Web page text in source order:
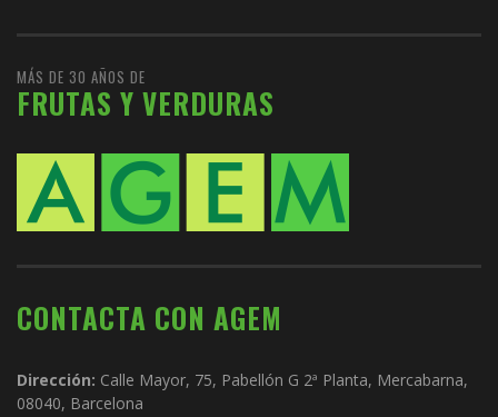
MÁS DE 30 AÑOS DE
FRUTAS Y VERDURAS
CONTACTA CON AGEM
Dirección: Calle Mayor, 75, Pabellón G 2ª Planta, Mercabarna,
08040, Barcelona